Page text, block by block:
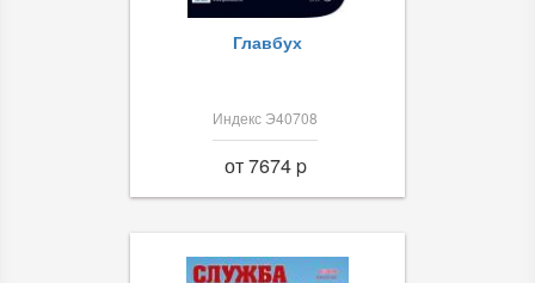
Главбух
Индекс Э40708
от 7674 p